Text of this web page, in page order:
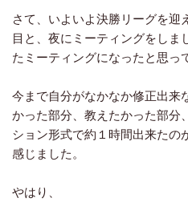
さて、いよいよ決勝リーグを迎
目と、夜にミーティングをしま
たミーティングになったと思っ
今まで自分がなかなか修正出来
かった部分、教えたかった部分
ション形式で約１時間出来たの
感じました。
やはり、